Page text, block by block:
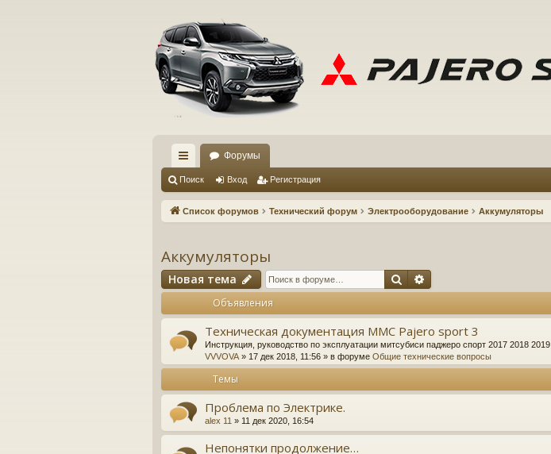
с
ы
Форумы
Поиск Вход Регистрация
Список форумов Технический форум Электрооборудование Аккумуляторы
Аккумуляторы
Новая тема Поиск
Объявления
Техническая документация MMC Pajero sport 3
Инструкция, руководство по эксплуатации митсубиси паджеро спорт 2017 2018 2019
VVVOVA » 17 дек 2018, 11:56 » в форуме Общие технические вопросы
Темы
Проблема по Электрике.
alex 11 » 11 дек 2020, 16:54
Непонятки продолжение…